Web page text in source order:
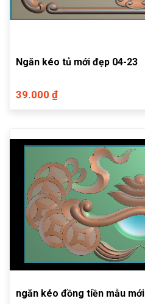
Ngăn kéo tủ mới đẹp 04-23
39.000 ₫
ngăn kéo đồng tiền mẫu mới